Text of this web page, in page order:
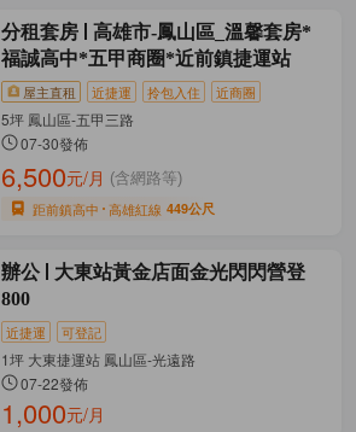
分租套房
高雄市-鳳山區_溫馨套房*
福誠高中*五甲商圈*近前鎮捷運站
屋主直租 近捷運 拎包入住 近商圈
5坪 鳳山區-五甲三路
07-30發佈
6,500元/月 (含網路等)
距前鎮高中 高雄紅線 449公尺
辦公
大東站黃金店面金光閃閃營登
800
近捷運 可登記
1坪 大東捷運站 鳳山區-光遠路
07-22發佈
1,000元/月